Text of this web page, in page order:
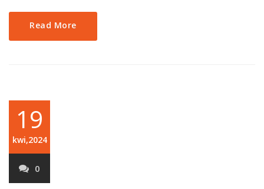
Read More
19
kwi,2024
0